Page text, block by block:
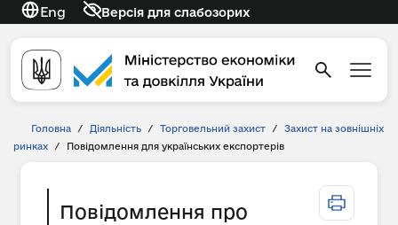
Eng Версія для слабозорих
Головна / Діяльність / Торговельний захист /
Захист на зовнішніх
ринках
/ Повідомлення для українських експортерів
Повідомлення про